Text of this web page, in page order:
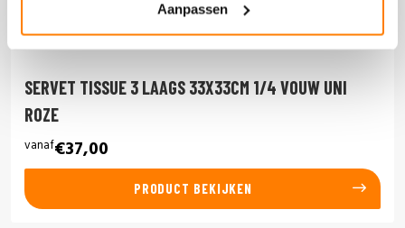
Aanpassen
SERVET TISSUE 3 LAAGS 33X33CM 1/4 VOUW UNI
ROZE
vanaf€37,00
PRODUCT BEKIJKEN